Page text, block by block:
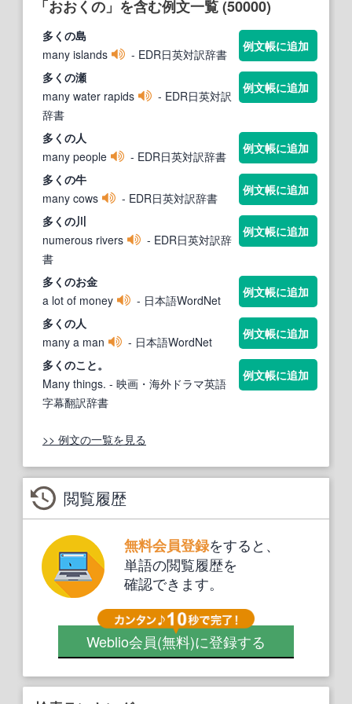
「おおくの」を含む例文一覧 (50000)
多くの島
many islands
- EDR日英対訳辞書
例文帳に追加
多くの瀬
many water rapids
- EDR日英対訳
辞書
例文帳に追加
多くの人
many people
- EDR日英対訳辞書
例文帳に追加
多くの牛
many cows
- EDR日英対訳辞書
例文帳に追加
多くの川
numerous rivers
- EDR日英対訳辞
書
例文帳に追加
多くのお金
a lot of money
- 日本語WordNet
例文帳に追加
多くの人
many a man
- 日本語WordNet
例文帳に追加
多くのこと。
Many things. - 映画・海外ドラマ英語
字幕翻訳辞書
例文帳に追加
>> 例文の一覧を見る
閲覧履歴
無料会員登録をすると、
単語の閲覧履歴を
確認できます。
Weblio会員(無料)に登録する